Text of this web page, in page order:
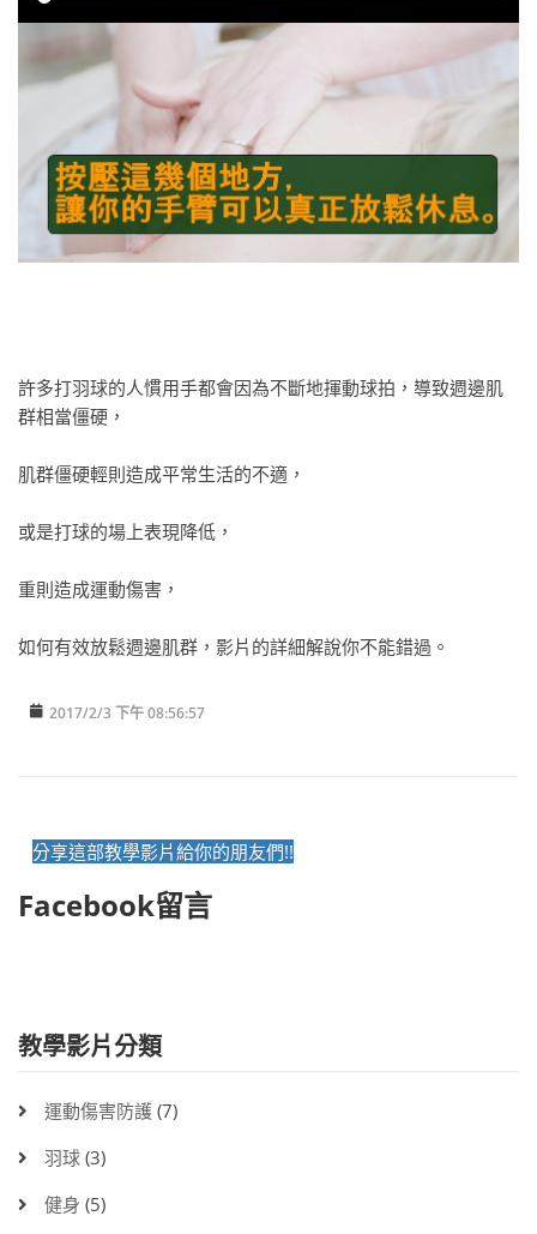
許多打羽球的人慣用手都會因為不斷地揮動球拍，導致週邊肌
群相當僵硬，
肌群僵硬輕則造成平常生活的不適，
或是打球的場上表現降低，
重則造成運動傷害，
如何有效放鬆週邊肌群，影片的詳細解說你不能錯過。
2017/2/3 下午 08:56:57
分享這部教學影片給你的朋友們!!
Facebook留言
教學影片分類
運動傷害防護 (7)
羽球 (3)
健身 (5)